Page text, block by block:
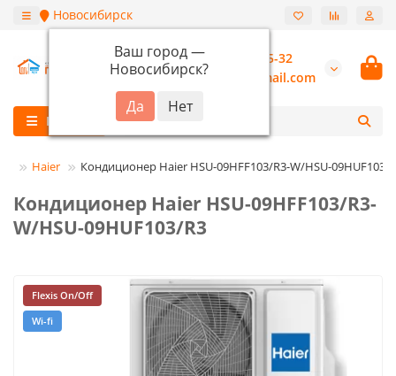
Новосибирск
Ваш город —
Новосибирск?
+7 (913) 987-55-32
burannsk@gmail.com
Каталог
Haier Кондиционер Haier HSU-09HFF103/R3-W/HSU-09HUF103/
Кондиционер Haier HSU-09HFF103/R3-
W/HSU-09HUF103/R3
Flexis On/Off
Wi-fi